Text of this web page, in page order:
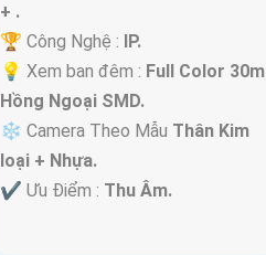
+ .
🏆 Công Nghệ : IP.
💡 Xem ban đêm : Full Color 30m
Hồng Ngoại SMD.
❄ Camera Theo Mẫu Thân Kim
loại + Nhựa.
️✔️ Ưu Điểm : Thu Âm.